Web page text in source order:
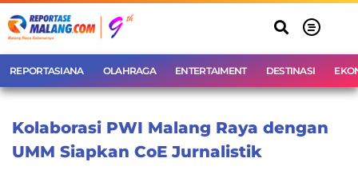
REPORTASIANA OLAHRAGA ENTERTAIMENT DESTINASI
Kolaborasi PWI Malang Raya dengan
UMM Siapkan CoE Jurnalistik